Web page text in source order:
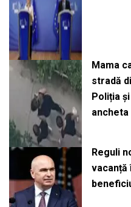
Mama
stradă
Poliția
ancheta
Reguli
vacanță